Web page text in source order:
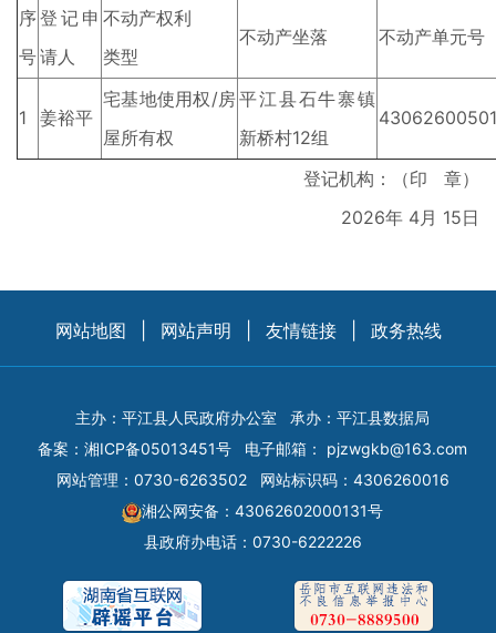
序
号
登记申
请人
不动产权利
类型
不动产坐落 不动产单元号
1 姜裕平
宅基地使用权/房
屋所有权
平江县石牛寨镇
新桥村12组
登记机构：（印 章）
2026年 4月 15日
网站地图 网站声明 友情链接 政务热线
主办：平江县人民政府办公室
承办：平江县数据局
备案： 湘ICP备05013451号 电子邮箱： pjzwgkb@163.com
网站管理：0730-6263502
网站标识码：4306260016
湘公网安备：43062602000131号
县政府办电话：0730-6222226